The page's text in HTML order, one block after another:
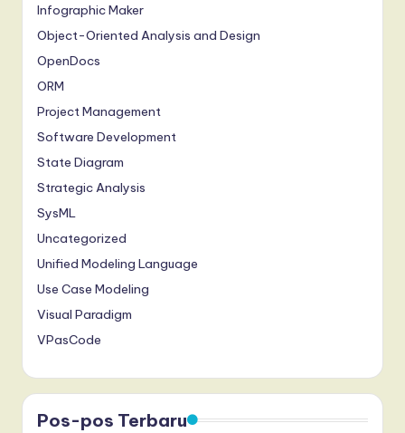
Infographic Maker
Object-Oriented Analysis and Design
OpenDocs
ORM
Project Management
Software Development
State Diagram
Strategic Analysis
SysML
Uncategorized
Unified Modeling Language
Use Case Modeling
Visual Paradigm
VPasCode
Pos-pos Terbaru